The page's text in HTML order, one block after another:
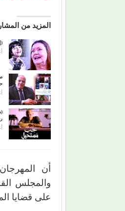
المزيد من
أن
على قضايا